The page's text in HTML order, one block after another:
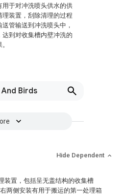
于对冲洗喷头供水的供
装置，刮除清理的过程
管输送到冲洗喷头中，
到对收集槽内壁冲洗的
Birds
Hide Dependent
装置，包括呈无盖结构的收集槽
两侧安装有用于搬运的第一处理箱